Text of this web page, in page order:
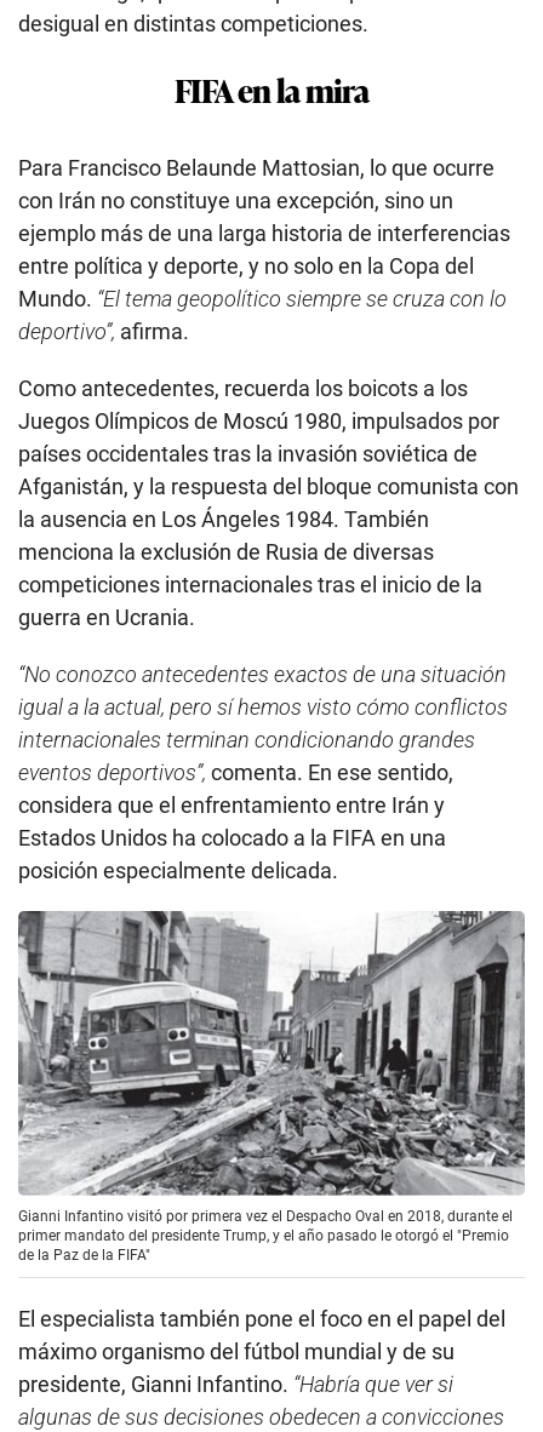
desigual en distintas competiciones.
FIFA en la mira
Para Francisco Belaunde Mattosian, lo que ocurre
con Irán no constituye una excepción, sino un
ejemplo más de una larga historia de interferencias
entre política y deporte, y no solo en la Copa del
Mundo. “El tema geopolítico siempre se cruza con lo
deportivo”, afirma.
Como antecedentes, recuerda los boicots a los
Juegos Olímpicos de Moscú 1980, impulsados por
países occidentales tras la invasión soviética de
Afganistán, y la respuesta del bloque comunista con
la ausencia en Los Ángeles 1984. También
menciona la exclusión de Rusia de diversas
competiciones internacionales tras el inicio de la
guerra en Ucrania.
“No conozco antecedentes exactos de una situación
igual a la actual, pero sí hemos visto cómo conflictos
internacionales terminan condicionando grandes
eventos deportivos”, comenta. En ese sentido,
considera que el enfrentamiento entre Irán y
Estados Unidos ha colocado a la FIFA en una
posición especialmente delicada.
Gianni Infantino visitó por primera vez el Despacho Oval en 2018, durante el
primer mandato del presidente Trump, y el año pasado le otorgó el "Premio
de la Paz de la FIFA"
El especialista también pone el foco en el papel del
máximo organismo del fútbol mundial y de su
presidente, Gianni Infantino. “Habría que ver si
algunas de sus decisiones obedecen a convicciones